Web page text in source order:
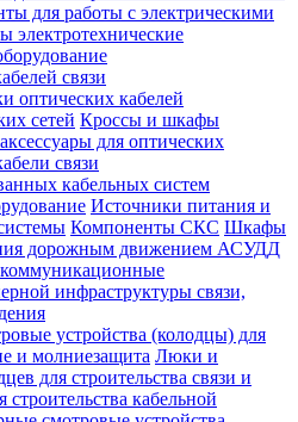
для работы с электрическими
электротехнические
связи
оптических кабелей
сетей Кроссы и шкафы
для оптических
связи
кабельных систем
Источники питания и
Компоненты СКС Шкафы
дорожным движением АСУДД
инфраструктуры связи,
устройства (колодцы) для
и молниезащита Люки и
для строительства связи и
кабельной